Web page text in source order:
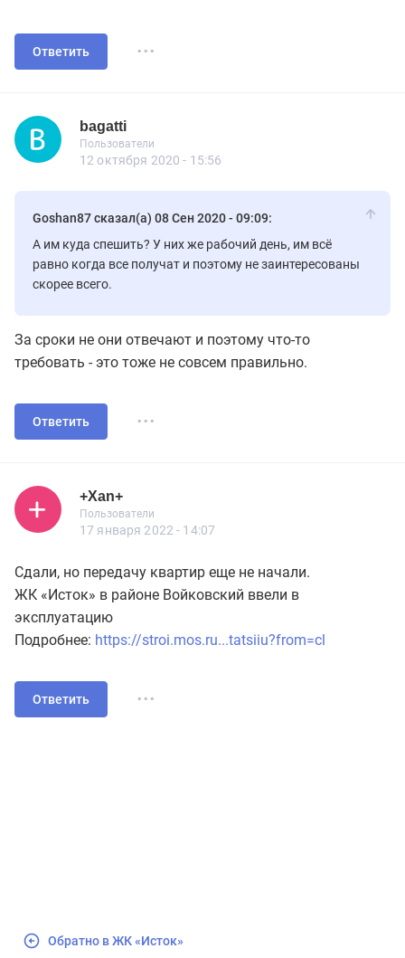
Ответить ...
bagatti
bagatti
Пользователи
Новичок
Пользователи
15 сообщений
12 октября 2020 - 15:56
Goshan87 сказал(а) 08 Сен 2020 - 09:09:
А им куда спешить? У них же рабочий день, им всё
равно когда все получат и поэтому не заинтересованы
скорее всего.
За сроки не они отвечают и поэтому что-то
требовать - это тоже не совсем правильно.
Ответить ...
+Xan+
+Xan+
Пользователи
Пользователь
Пользователи
20 сообщений
17 января 2022 - 14:07
Сдали, но передачу квартир еще не начали.
ЖК «Исток» в районе Войковский ввели в
эксплуатацию
Подробнее: https://stroi.mos.ru...tatsiiu?from=cl
Ответить ...
Обратно в ЖК «Исток»